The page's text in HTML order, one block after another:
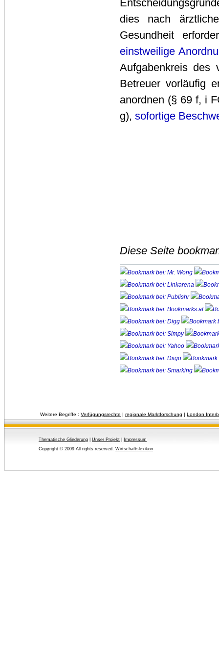
dies nach
Gesundheit
einstweilige
Aufgabenkreis des
Betreuer vorläufig
anordnen (§ 69 f, i
g), sofortige
Diese Seite
Weitere Begriffe : Verfügungsrechte | regionale Marktforschung | London
Thematische Gliederung Unser Projekt
Impressum
Copyright © 2009 All rights reserved. Wirtschaftslexikon